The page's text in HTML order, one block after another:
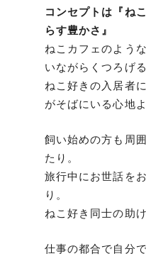
コンセプトは『ね
らす豊かさ』
ねこカフェのよう
いながらくつろげる
ねこ好きの入居者
がそばにいる心地よ
飼い始めの方も周
たり。
旅行中にお世話を
り。
ねこ好き同士の助
仕事の都合で自分